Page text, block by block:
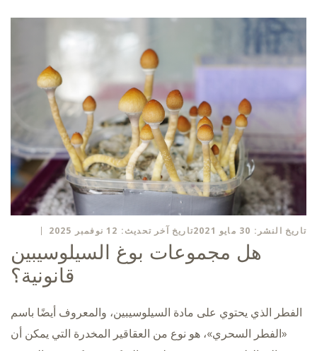
تاريخ النشر: 30 مايو 2021 تاريخ آخر تحديث: 12 نوفمبر 2025
هل مجموعات بوغ السيلوسيبين
قانونية؟
الفطر الذي يحتوي على مادة السيلوسيبين، والمعروف أيضًا باسم
«الفطر السحري»، هو نوع من العقاقير المخدرة التي يمكن أن